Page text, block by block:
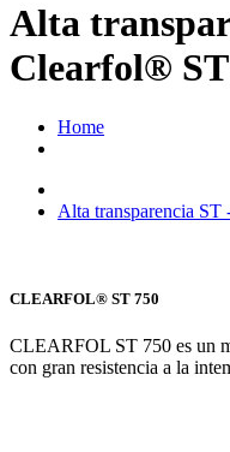
Alta
Clearfol® ST
Home
Alta transparencia
CLEARFOL® ST 750
CLEARFOL ST 750 es un
con gran resistencia a la